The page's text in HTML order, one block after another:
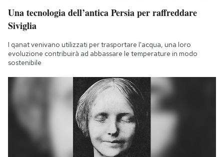
Una tecnologia dell’antica Persia per raffreddare
Siviglia
I qanat venivano utilizzati per trasportare l'acqua, una loro
evoluzione contribuirà ad abbassare le temperature in modo
sostenibile